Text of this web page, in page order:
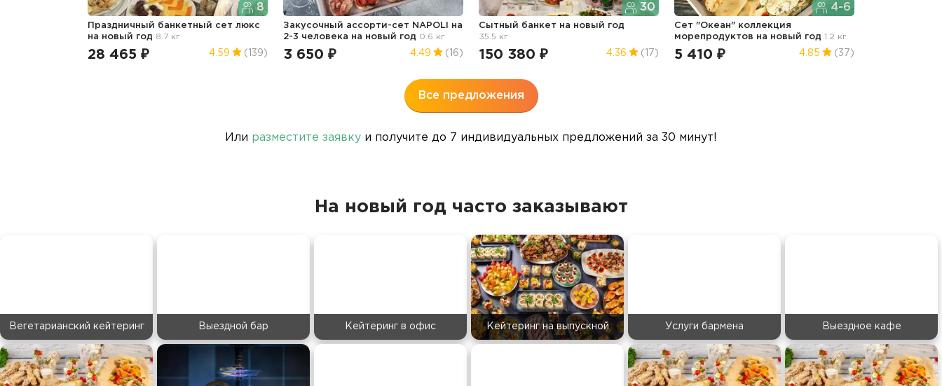
8
Праздничный банкетный сет люкс
на новый год 8.7 кг
28 465 ₽ 4.59 (139)
Закусочный ассорти-сет NAPOLI на
2-3 человека на новый год 0.6 кг
3 650 ₽ 4.49 (16)
30
Сытный банкет на новый год
35.5 кг
150 380 ₽ 4.36 (17)
4-6
Сет "Океан" коллекция
морепродуктов на новый год 1.2 кг
5 410 ₽ 4.85 (37)
Все предложения
Или разместите заявку и получите до 7 индивидуальных предложений за 30 минут!
На новый год часто заказывают
Вегетарианский кейтеринг Выездной бар Кейтеринг в офис Кейтеринг на выпускной Услуги бармена Выездное кафе